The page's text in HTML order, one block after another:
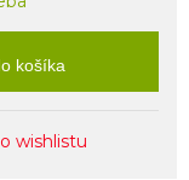
košíka
wishlistu